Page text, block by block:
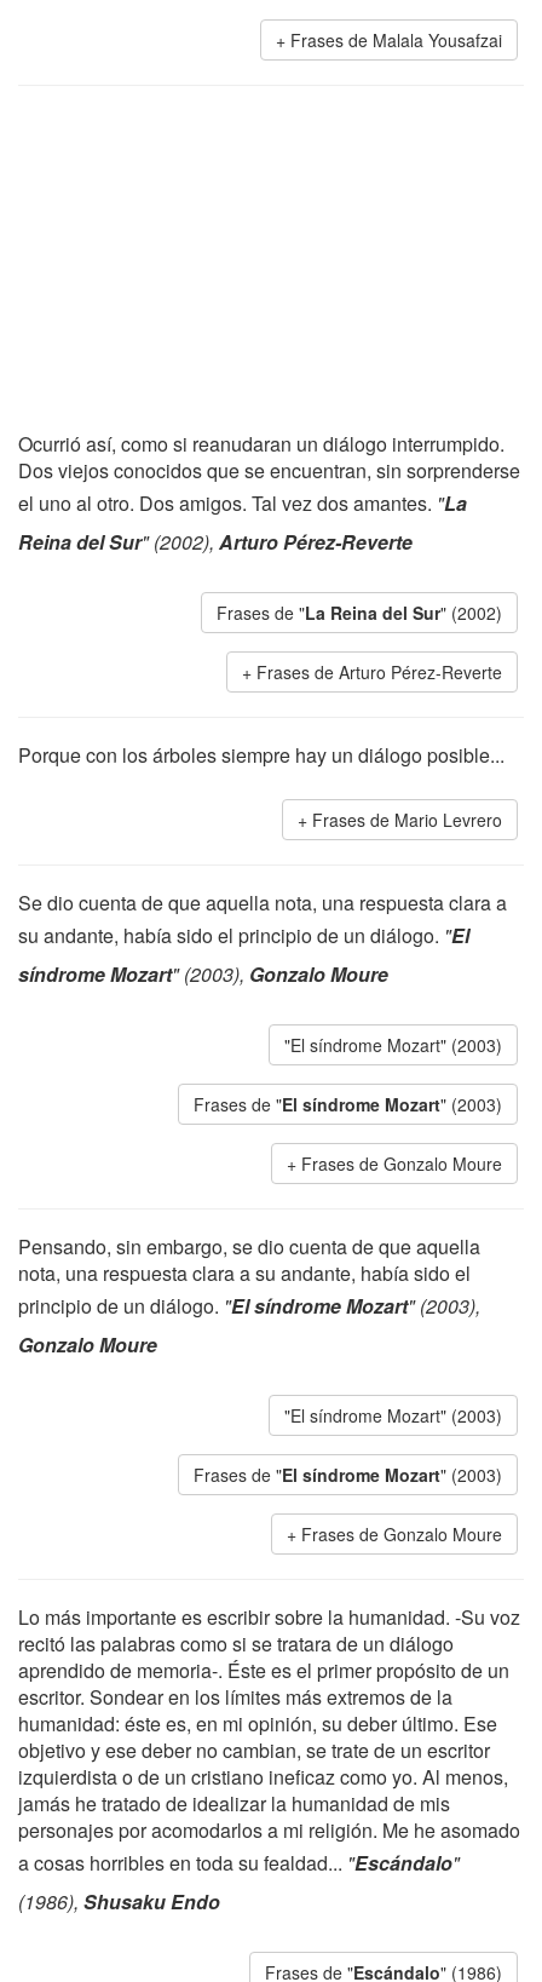
Frases de Malala Yousafzai
Ocurrió así, como si reanudaran un diálogo interrumpido.
Dos viejos conocidos que se encuentran, sin sorprenderse
el uno al otro. Dos amigos. Tal vez dos amantes. "La
Reina del Sur" (2002), Arturo Pérez-Reverte
Frases de "La Reina del Sur" (2002)
Frases de Arturo Pérez-Reverte
Porque con los árboles siempre hay un diálogo posible...
Frases de Mario Levrero
Se dio cuenta de que aquella nota, una respuesta clara a
su andante, había sido el principio de un diálogo. "El
síndrome Mozart" (2003), Gonzalo Moure
"El síndrome Mozart" (2003)
Frases de "El síndrome Mozart" (2003)
Frases de Gonzalo Moure
Pensando, sin embargo, se dio cuenta de que aquella
nota, una respuesta clara a su andante, había sido el
principio de un diálogo. "El síndrome Mozart" (2003),
Gonzalo Moure
"El síndrome Mozart" (2003)
Frases de "El síndrome Mozart" (2003)
Frases de Gonzalo Moure
Lo más importante es escribir sobre la humanidad. -Su voz
recitó las palabras como si se tratara de un diálogo
aprendido de memoria-. Éste es el primer propósito de un
escritor. Sondear en los límites más extremos de la
humanidad: éste es, en mi opinión, su deber último. Ese
objetivo y ese deber no cambian, se trate de un escritor
izquierdista o de un cristiano ineficaz como yo. Al menos,
jamás he tratado de idealizar la humanidad de mis
personajes por acomodarlos a mi religión. Me he asomado
a cosas horribles en toda su fealdad... "Escándalo"
(1986), Shusaku Endo
Frases de "Escándalo" (1986)